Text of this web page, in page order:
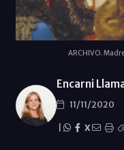
ARCHIVO.
Encarni
11/11/2020
X